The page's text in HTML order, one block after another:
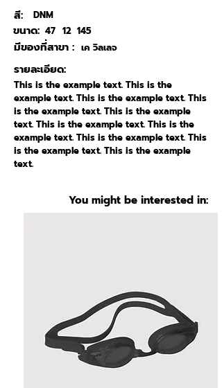
สี:
DNM
47
ขนาด: 12 145
เค วิลเลจ
มีของที่สาขา :
รายละเอียด:
This is the example text. This is the
example text. This is the example text. This
is the example text. This is the example
text. This is the example text. This is the
example text. This is the example text. This
is the example text. This is the example
text.
You might be interested in: